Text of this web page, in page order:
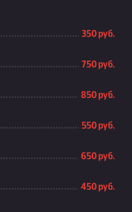
350 руб.
750 руб.
850 руб.
550 руб.
650 руб.
450 руб.